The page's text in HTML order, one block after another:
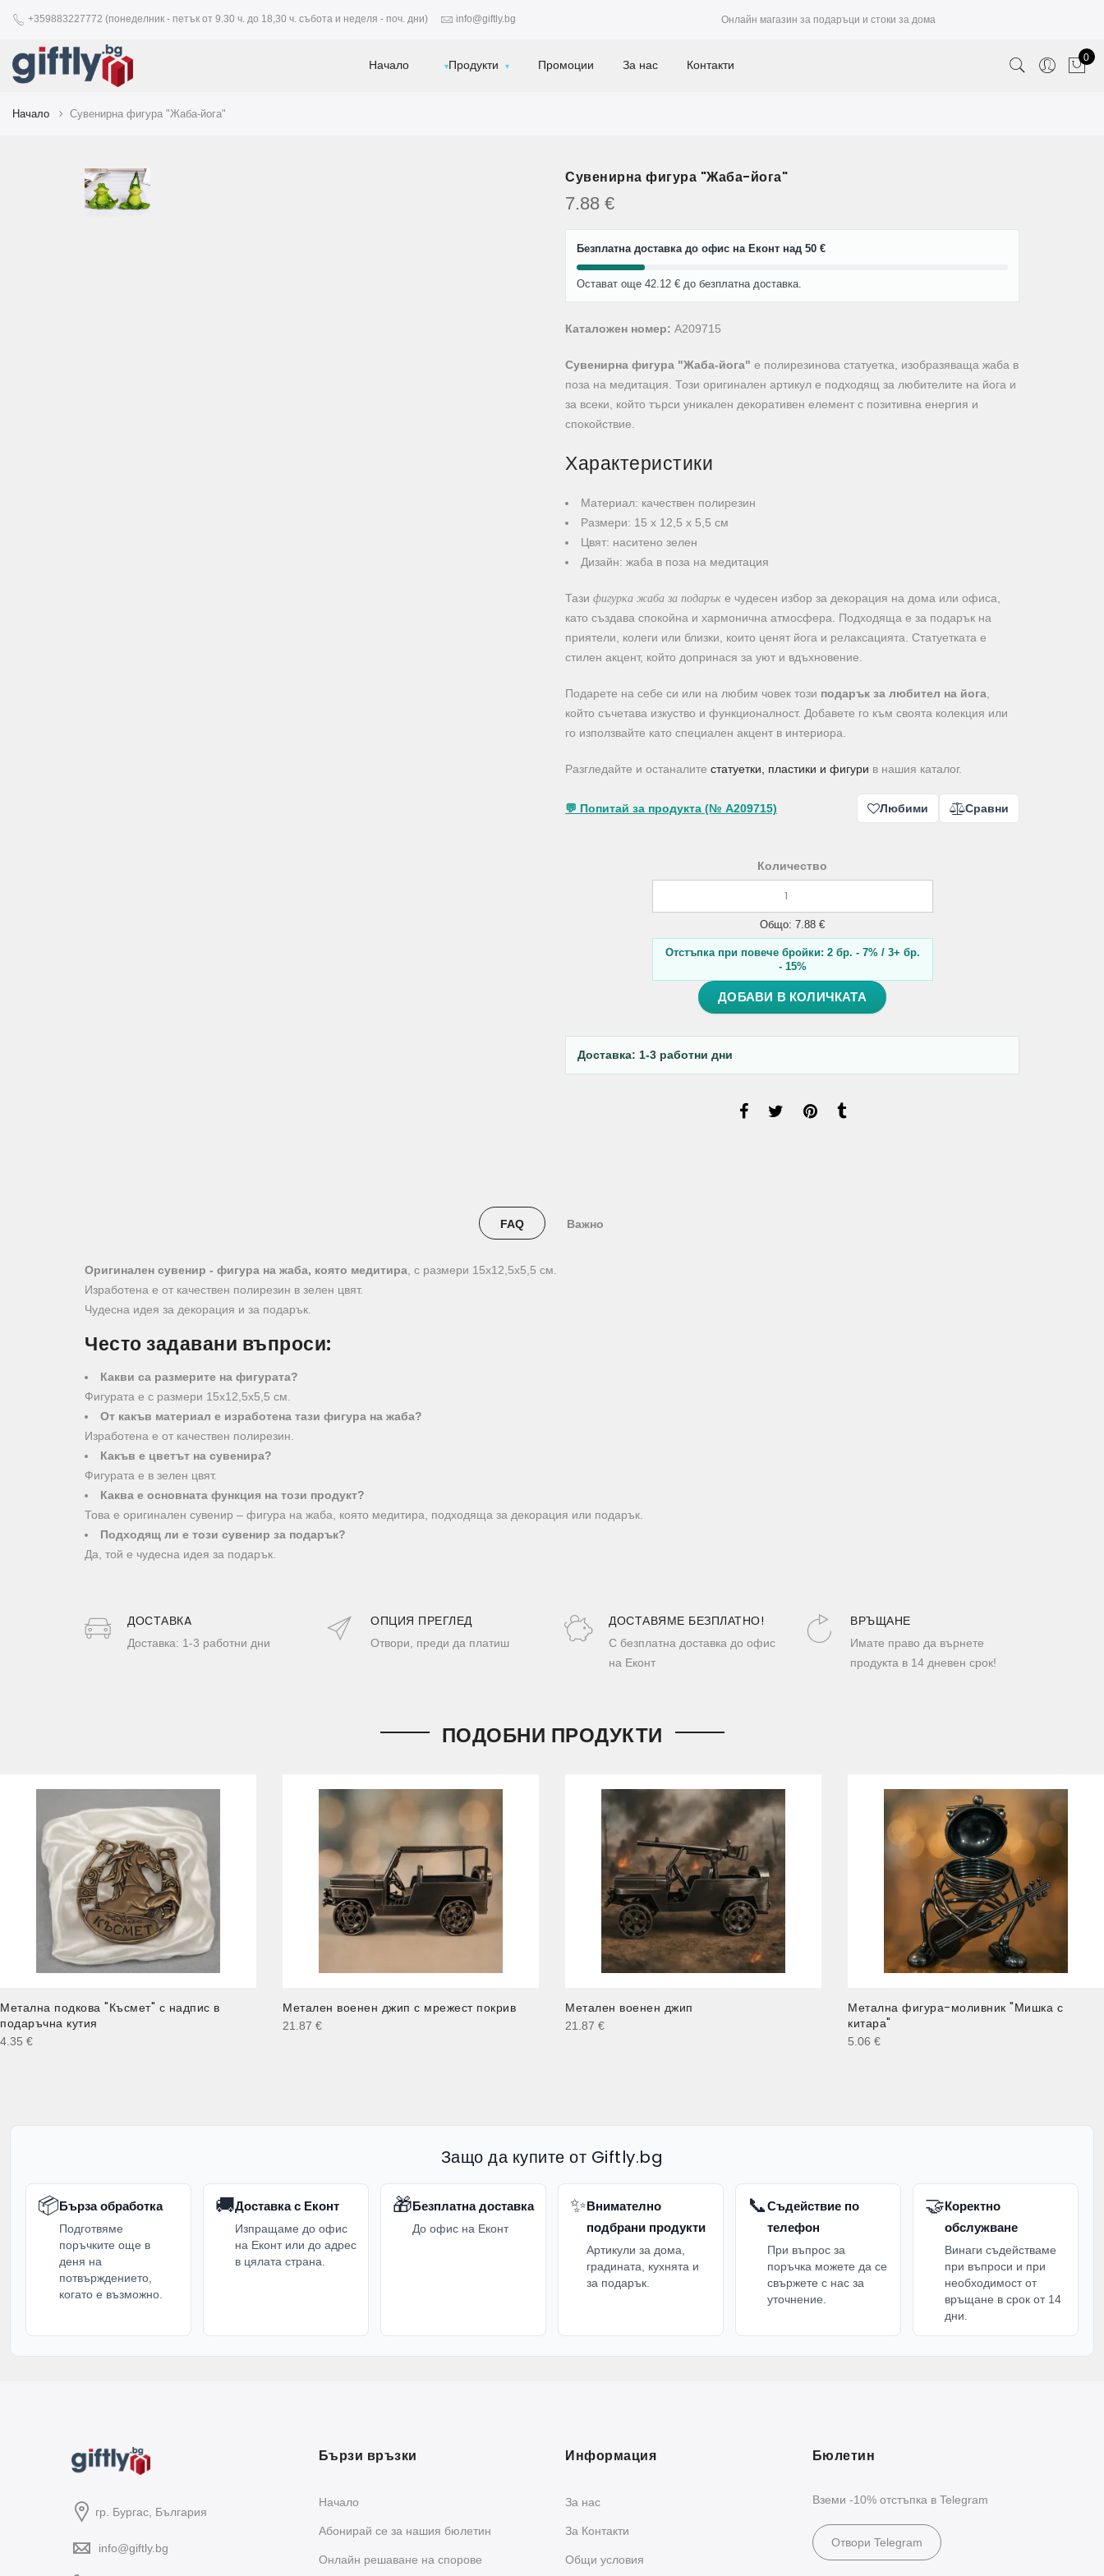
+359883227772 (понеделник - петък от 9.30 ч. до 18,30 ч. събота и неделя - поч. дни) info@giftly.bg Онлайн магазин за подаръци и стоки за дома
Начало Продукти Промоции За нас Контакти 0
Начало Сувенирна фигура "Жаба-йога"
Сувенирна фигура "Жаба-йога"
7.88 €
Безплатна доставка до офис на Еконт над 50 €
Остават още 42.12 € до безплатна доставка.
Каталожен номер: A209715
Сувенирна фигура "Жаба-йога" е полирезинова статуетка, изобразяваща жаба в
поза на медитация. Този оригинален артикул е подходящ за любителите на йога и
за всеки, който търси уникален декоративен елемент с позитивна енергия и
спокойствие.
Характеристики
Материал: качествен полирезин
Размери: 15 х 12,5 х 5,5 см
Цвят: наситено зелен
Дизайн: жаба в поза на медитация
Тази фигурка жаба за подарък е чудесен избор за декорация на дома или офиса,
като създава спокойна и хармонична атмосфера. Подходяща е за подарък на
приятели, колеги или близки, които ценят йога и релаксацията. Статуетката е
стилен акцент, който допринася за уют и вдъхновение.
Подарете на себе си или на любим човек този подарък за любител на йога
който съчетава изкуство и функционалност. Добавете го към своята колекция или
го използвайте като специален акцент в интериора.
Разгледайте и останалите статуетки, пластики и фигури в нашия каталог.
💬 Попитай за продукта (№ A209715) Любими Сравни
Количество
Общо: 7.88 €
Отстъпка при повече бройки: 2 бр. - 7% / 3+ бр.
- 15%
ДОБАВИ В КОЛИЧКАТА
Доставка: 1-3 работни дни
FAQ Важно
Oригинален сувенир - фигура на жаба, която медитира , с размери 15х12,5х5,5 см.
Изработена е от качествен полирезин в зелен цвят.
Чудесна идея за декорация и за подарък.
Често задавани въпроси:
Какви са размерите на фигурата?
Фигурата е с размери 15х12,5х5,5 см.
От какъв материал е изработена тази фигура на жаба?
Изработена е от качествен полирезин.
Какъв е цветът на сувенира?
Фигурата е в зелен цвят.
Каква е основната функция на този продукт?
Това е оригинален сувенир – фигура на жаба, която медитира, подходяща за декорация или подарък.
Подходящ ли е този сувенир за подарък?
Да, той е чудесна идея за подарък.
ДОСТАВКA
Доставка: 1-3 работни дни
ОПЦИЯ ПРЕГЛЕД
Отвори, преди да платиш
ДОСТАВЯМЕ БЕЗПЛАТНО!
С безплатна доставка до офис
на Еконт
ВРЪЩАНЕ
Имате право да върнете
продукта в 14 дневен срок!
ПОДОБНИ ПРОДУКТИ
Метална подкова "Късмет" с надпис в
подаръчна кутия
4.35 €
Метален военен джип с мрежест покрив
21.87 €
Метален военен джип
21.87 €
Метална фигура-моливник "Мишка с
китара"
5.06 €
Защо да купите от Giftly.bg
📦Бърза обработка
Подготвяме
поръчките още в
деня на
потвърждението,
когато е възможно.
🚚Доставка с Еконт
Изпращаме до офис
на Еконт или до адрес
в цялата страна.
🎁Безплатна доставка
До офис на Еконт
✨Внимателно
подбрани продукти
Артикули за дома,
градината, кухнята и
за подарък.
📞Съдействие по
телефон
При въпрос за
поръчка можете да се
свържете с нас за
уточнение.
🤝Коректно
обслужване
Винаги съдействаме
при въпроси и при
необходимост от
връщане в срок от 14
дни.
гр. Бургас, България
info@giftly.bg
Бързи връзки
Начало
Абонирай се за нашия бюлетин
Oнлайн решаване на спорове
Информация
За нас
За Контакти
Общи условия
Бюлетин
Вземи -10% отстъпка в Telegram
Отвори Telegram